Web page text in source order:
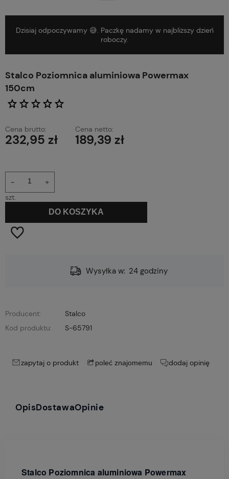
Dzisiaj odpoczywamy 😅. Paczkę nadamy w najbliższy dzień
roboczy.
Stalco Poziomnica aluminiowa Powermax
150cm
Cena brutto:
232,95 zł
Cena netto:
189,39 zł
+
-
szt.
DO KOSZYKA
Wysyłka w: 24 godziny
Producent:
Stalco
Kod produktu:
S-65791
zapytaj o produkt poleć znajomemu dodaj opinię
OpisDostawaOpinie
Stalco Poziomnica aluminiowa Powermax